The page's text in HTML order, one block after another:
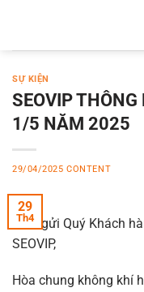
nội
SỰ KIỆN
SEOVIP
1/5 NĂM 2025
29/04/2025 CONTENT
29
Th4
Kính gửi Quý Khách
SEOVIP,
Hòa chung không khí